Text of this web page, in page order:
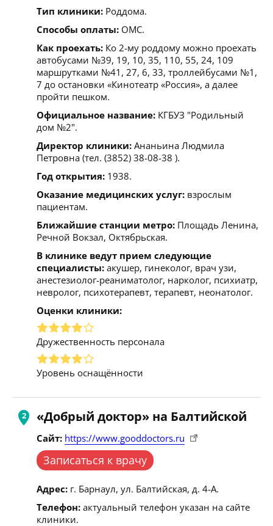
Тип клиники: Роддома.
Способы оплаты: ОМС.
Как проехать: Ко 2-му роддому можно проехать
автобусами №39, 19, 10, 35, 110, 55, 24, 109
маршрутками №41, 27, 6, 33, троллейбусами №1,
7 до остановки «Кинотеатр «Россия», а далее
пройти пешком.
Официальное название: КГБУЗ "Родильный
дом №2".
Директор клиники: Ананьина Людмила
Петровна (тел. (3852) 38-08-38 ).
Год открытия: 1938.
Оказание медицинских услуг: взрослым
пациентам.
Ближайшие станции метро: Площадь Ленина,
Речной Вокзал, Октябрьская.
В клинике ведут прием следующие
специалисты: акушер, гинеколог, врач узи,
анестезиолог-реаниматолог, нарколог, психиатр,
невролог, психотерапевт, терапевт, неонатолог.
Оценки клиники:
Дружественность персонала
Уровень оснащённости
«Добрый доктор» на Балтийской
Сайт: https://www.gooddoctors.ru
Записаться к врачу
Адрес: г. Барнаул, ул. Балтийская, д. 4-А.
Телефон: актуальный телефон указан на сайте
клиники.